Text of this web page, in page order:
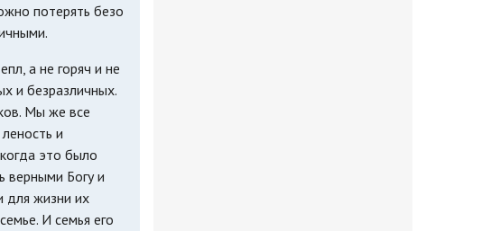
потерять безо
а не горяч и не
и безразличных.
Мы же все
и
это было
верными Богу и
для жизни их
И семья его